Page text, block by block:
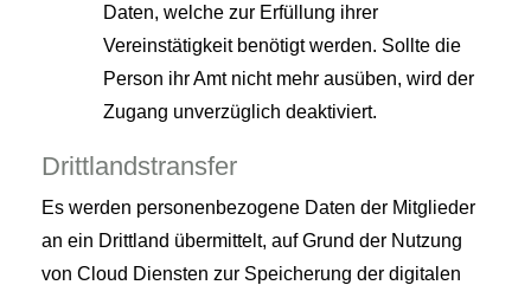
Daten, welche zur Erfüllung ihrer
Vereinstätigkeit benötigt werden. Sollte die
Person ihr Amt nicht mehr ausüben, wird der
Zugang unverzüglich deaktiviert.
Drittlandstransfer
Es werden personenbezogene Daten der Mitglieder
an ein Drittland übermittelt, auf Grund der Nutzung
von Cloud Diensten zur Speicherung der digitalen